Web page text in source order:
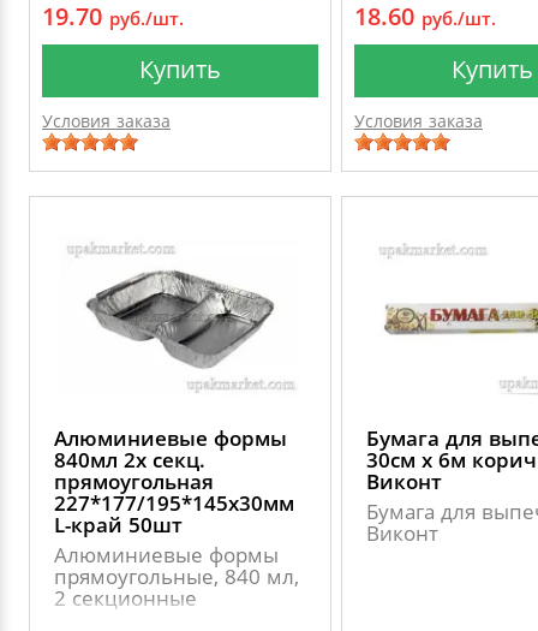
19.70 руб./шт.
Купить
Условия заказа
18.60 руб./шт.
Купить
Условия заказа
Алюминиевые формы
840мл 2х секц.
прямоугольная
227*177/195*145х30мм
L-край 50шт
Алюминиевые формы
прямоугольные, 840 мл,
2 секционные
Бумага для
30см х 6м
Виконт
Бумага для
Виконт